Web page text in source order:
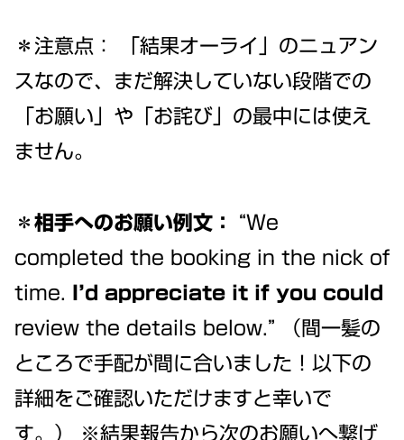
＊注意点： 「結果オーライ」のニュアン
スなので、まだ解決していない段階での
「お願い」や「お詫び」の最中には使え
ません。
＊相手へのお願い例文：
“We
completed the booking in the nick of
time.
I’d appreciate it if you could
review the details below.” （間一髪の
ところで手配が間に合いました！以下の
詳細をご確認いただけますと幸いで
す。） ※結果報告から次のお願いへ繋げ